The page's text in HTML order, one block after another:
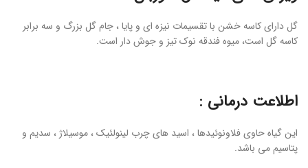
گل دارای کاسه خشن با تقسیمات نیزه ای و پایا ، جام گل بزرگ و سه برابر
کاسه گل است، میوه فندقه نوک تیز و جوش دار است.
اطلاعت درمانی :
این گیاه حاوی فلاونوئیدها ، اسید های چرب لینولئیک ، موسیلاژ ، سدیم و
پتاسیم می باشد.